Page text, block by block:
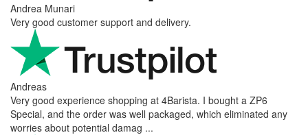
Andrea Munari
Very good customer support and delivery.
Andreas
Very good experience shopping at 4Barista. I bought a ZP6
Special, and the order was well packaged, which eliminated any
worries about potential damag ...